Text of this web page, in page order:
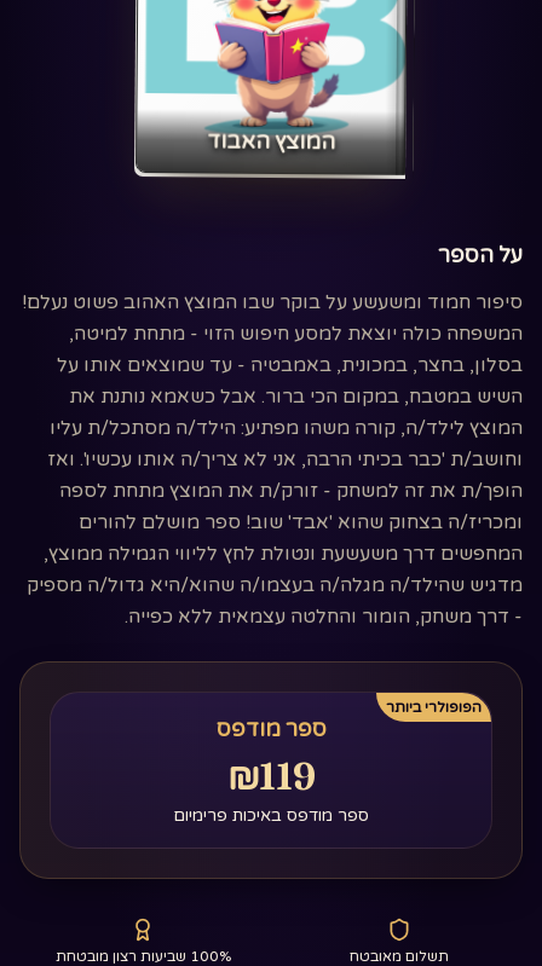
‏המוצץ האבוד‏
על הספר
סיפור חמוד ומשעשע על בוקר שבו המוצץ האהוב פשוט נעלם!
המשפחה כולה יוצאת למסע חיפוש הזוי - מתחת למיטה,
בסלון, בחצר, במכונית, באמבטיה - עד שמוצאים אותו על
השיש במטבח, במקום הכי ברור. אבל כשאמא נותנת את
המוצץ לילד/ה, קורה משהו מפתיע: הילד/ה מסתכל/ת עליו
וחושב/ת 'כבר בכיתי הרבה, אני לא צריך/ה אותו עכשיו'. ואז
הופך/ת את זה למשחק - זורק/ת את המוצץ מתחת לספה
ומכריז/ה בצחוק שהוא 'אבד' שוב! ספר מושלם להורים
המחפשים דרך משעשעת ונטולת לחץ לליווי הגמילה ממוצץ,
מדגיש שהילד/ה מגלה/ה בעצמו/ה שהוא/היא גדול/ה מספיק
- דרך משחק, הומור והחלטה עצמאית ללא כפייה.
הפופולרי ביותר
ספר מודפס
₪119
ספר מודפס באיכות פרימיום
תשלום מאובטח 100% שביעות רצון מובטחת